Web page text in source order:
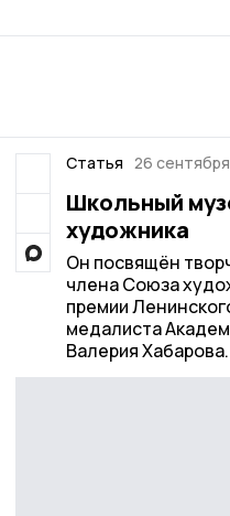
Статья 26
Школьный
художника
Он посвящён
члена Союза
премии
медалиста
Валерия Хабарова.